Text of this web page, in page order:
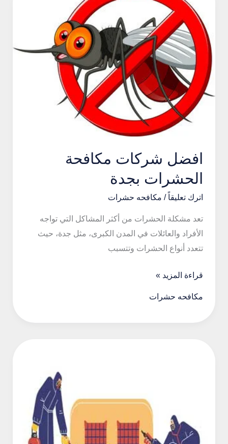
الطائف
افضل شركات مكافحة
الحشرات بجدة
اترك تعليقاً / مكافحه حشرات
تعد مشكلة الحشرات من أكثر المشاكل التي تواجه
الأفراد والعائلات في المدن الكبرى، مثل جدة، حيث
تتعدد أنواع الحشرات وتتسبب
افضل
قراءة المزيد »
مكافحه حشرات